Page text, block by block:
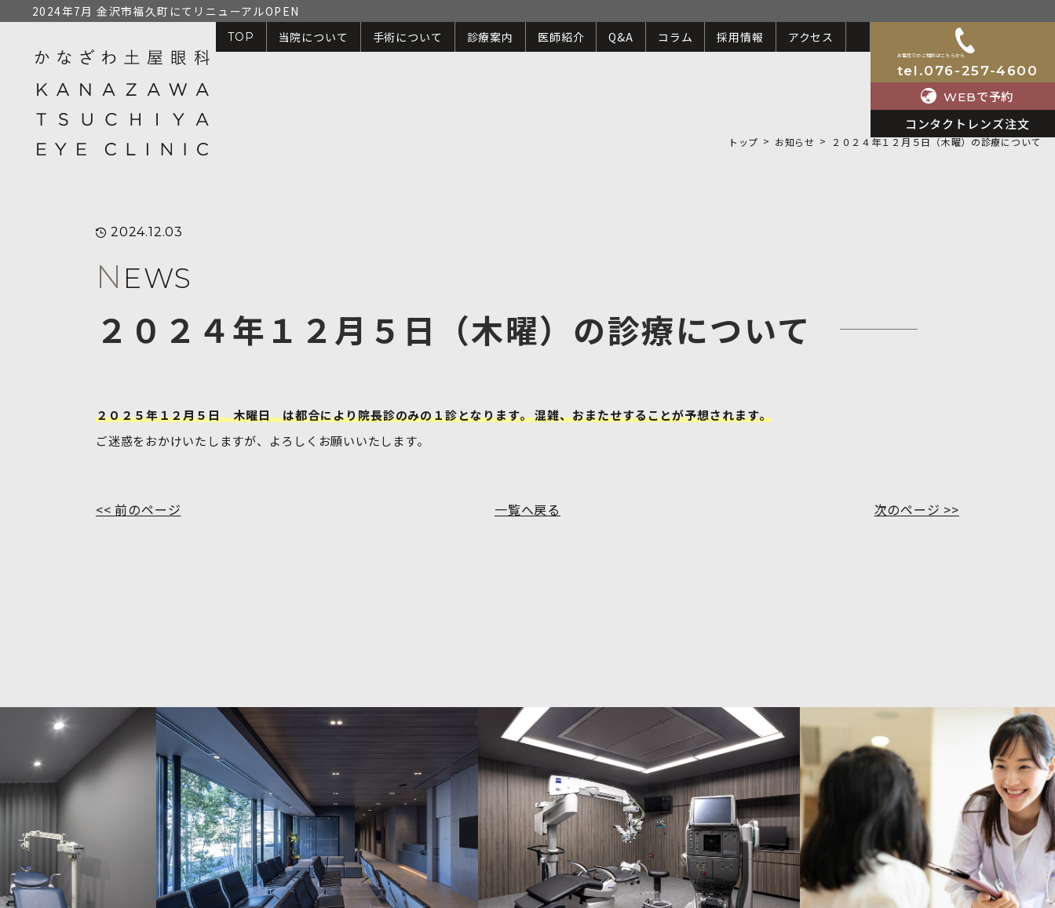
2024年7月 金沢市福久町にてリニューアルOPEN
TOP 当院について 手術について 診療案内 医師紹介 Q&A コラム 採用情報 アクセス
お電話でのご相談はこちらから
tel.076-257-4600
WEBで予約
コンタクトレンズ注文
トップ お知らせ ２０２４年１２月５日（木曜）の診療について
2024.12.03
N EWS
２０２４年１２月５日（木曜）の診療について
２０２５年１２月５日 木曜日 は都合により院長診のみの１診となります。 混雑、おまたせすることが予想されます。
ご迷惑をおかけいたしますが、よろしくお願いいたします。
<< 前のページ 一覧へ戻る 次のページ >>